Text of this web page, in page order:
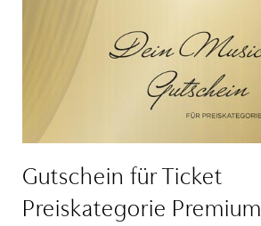
Gutschein für Ticket
Preiskategorie Premium